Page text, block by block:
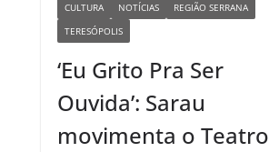
CULTURA NOTÍCIAS
REGIÃO SERRANA
TERESÓPOLIS
‘Eu Grito Pra Ser
Ouvida’: Sarau
movimenta o Teatro